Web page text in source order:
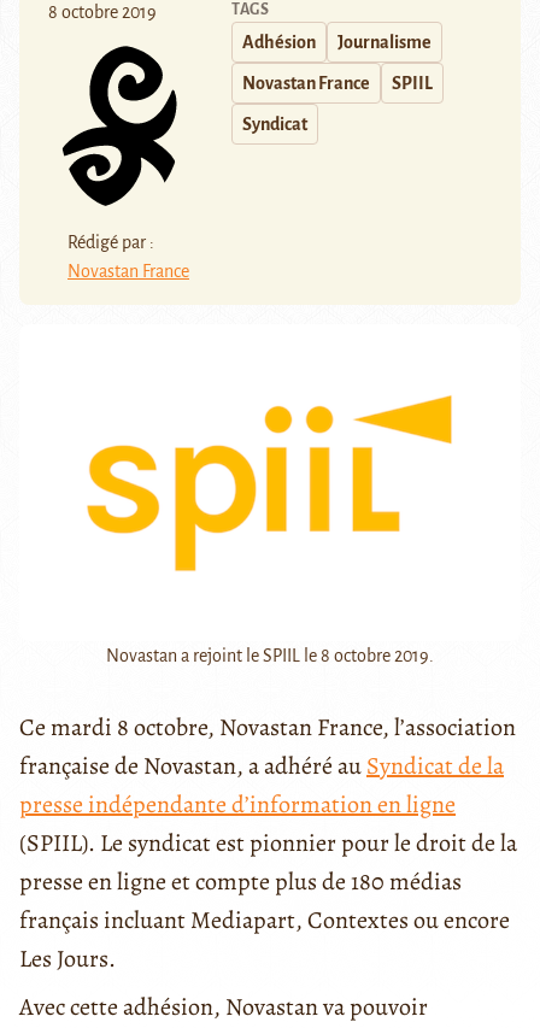
8 octobre 2019
Rédigé par :
Novastan France
TAGS
Adhésion Journalisme
Novastan France SPIIL
Syndicat
Novastan a rejoint le SPIIL le 8 octobre 2019.
Ce mardi 8 octobre, Novastan France, l’association
française de Novastan, a adhéré auSyndicat de la
presse indépendanted’information en ligne
(SPIIL). Le syndicat est pionnier pour le droit de la
presse en ligne et compte plus de 180 médias
français incluant Mediapart, Contextes ou encore
Les Jours.
Avec cette adhésion, Novastan va pouvoir